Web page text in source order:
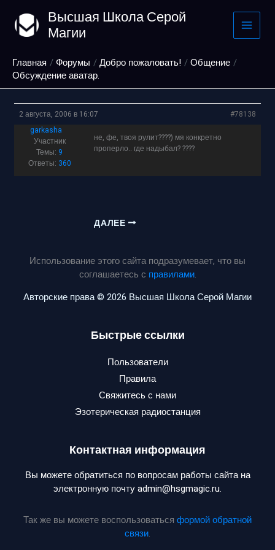
содержимому
Высшая Школа Серой
Магии
Главная Форумы Добро пожаловать!
Общение
Обсуждение аватар.
2 августа, 2006 в 16:07
#78138
garkasha
Участник
Темы: 9
Ответы: 360
не, фе, твоя рулит????) мя конкретно
проперло.. где надыбал? ????
ДАЛЕЕ
Использование этого сайта подразумевает, что вы
соглашаетесь с правилами.
Авторские права © 2026 Высшая Школа Серой Магии
Быстрые ссылки
Пользователи
Правила
Свяжитесь с нами
Эзотерическая радиостанция
Контактная информация
Вы можете обратиться по вопросам работы сайта на
электронную почту admin@hsgmagic.ru.
Так же вы можете воспользоваться формой обратной
связи.